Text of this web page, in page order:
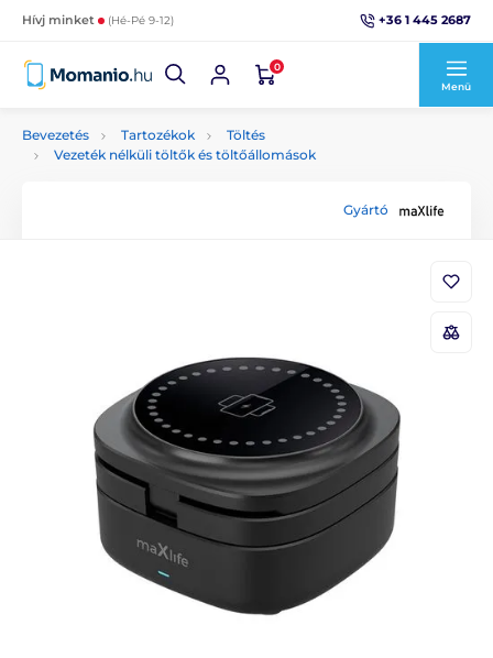
Hívj minket (Hé-Pé 9-12) +36 1 445 2687
0
Menü
Bevezetés Tartozékok
Töltés
Vezeték nélküli töltők és töltőállomások
Gyártó